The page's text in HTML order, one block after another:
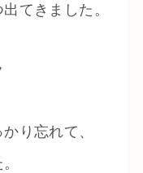
てきました。
り忘れて、